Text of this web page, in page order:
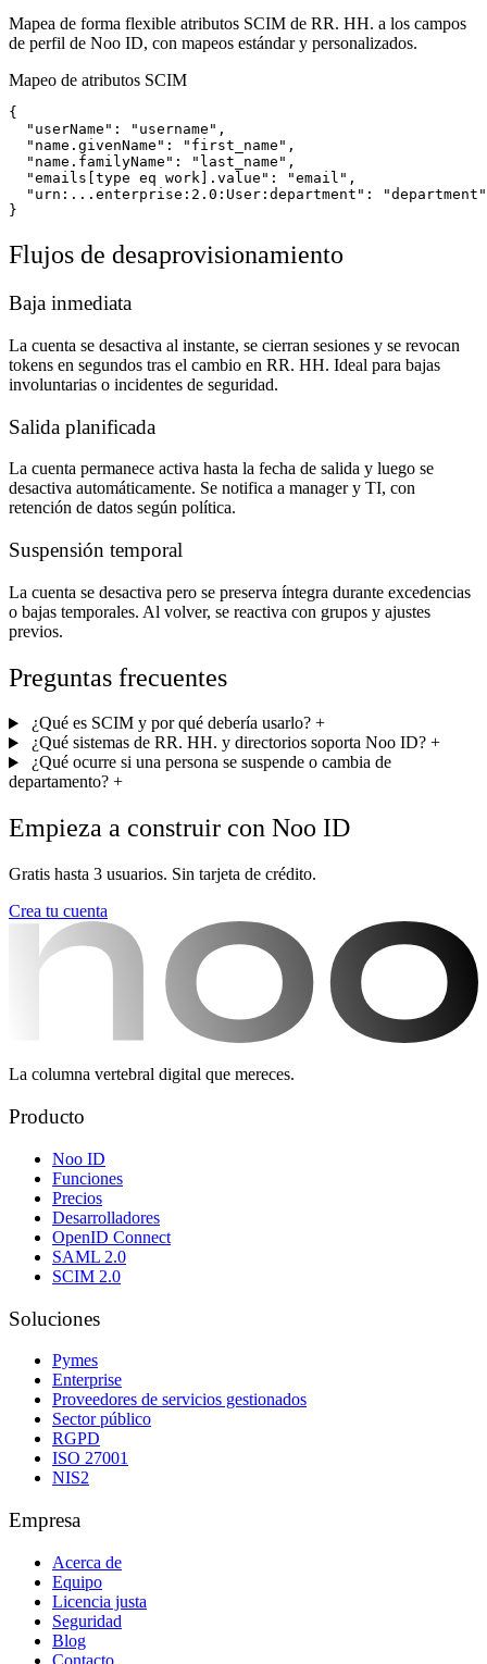
Mapea de forma flexible atributos SCIM de RR. HH. a los campos
de perfil de Noo ID, con mapeos estándar y personalizados.
Mapeo de atributos SCIM
{
  "userName": "username",
  "name.givenName": "first_name",
  "name.familyName": "last_name",
  "emails[type eq work].value": "email",
  "urn:...enterprise:2.0:User:department": "department"
Flujos de desaprovisionamiento
Baja inmediata
La cuenta se desactiva al instante, se cierran sesiones y se revocan
tokens en segundos tras el cambio en RR. HH. Ideal para bajas
involuntarias o incidentes de seguridad.
Salida planificada
La cuenta permanece activa hasta la fecha de salida y luego se
desactiva automáticamente. Se notifica a manager y TI, con
retención de datos según política.
Suspensión temporal
La cuenta se desactiva pero se preserva íntegra durante excedencias
o bajas temporales. Al volver, se reactiva con grupos y ajustes
previos.
Preguntas frecuentes
¿Qué es SCIM y por qué debería usarlo? +
¿Qué sistemas de RR. HH. y directorios soporta Noo ID? +
¿Qué ocurre si una persona se suspende o cambia de
departamento? +
Empieza a construir con Noo ID
Gratis hasta 3 usuarios. Sin tarjeta de crédito.
Crea tu cuenta
La columna vertebral digital que mereces.
Producto
Noo ID
Funciones
Precios
Desarrolladores
OpenID Connect
SAML 2.0
SCIM 2.0
Soluciones
Pymes
Enterprise
Proveedores de servicios gestionados
Sector público
RGPD
ISO 27001
NIS2
Empresa
Acerca de
Equipo
Licencia justa
Seguridad
Blog
Contacto